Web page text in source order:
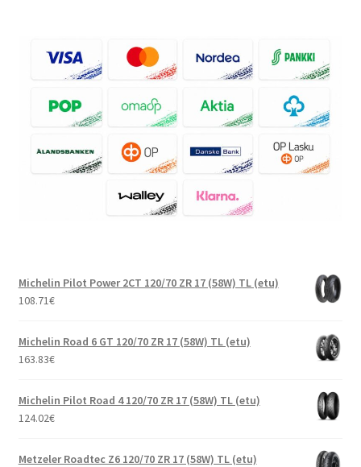
Michelin Pilot Power 2CT 120/70 ZR 17 (58W) TL (etu)
108.71€
Michelin Road 6 GT 120/70 ZR 17 (58W) TL (etu)
163.83€
Michelin Pilot Road 4 120/70 ZR 17 (58W) TL (etu)
124.02€
Metzeler Roadtec Z6 120/70 ZR 17 (58W) TL (etu)